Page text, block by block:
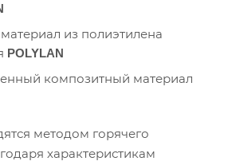
из полиэтилена
POLYLAN
композитный материал
методом горячего
характеристикам